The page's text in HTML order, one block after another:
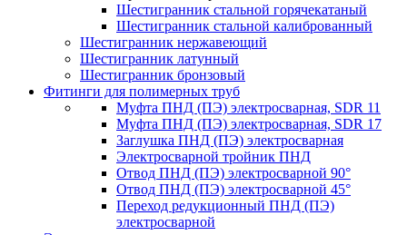
Шестигранник стальной горячекатаный
Шестигранник стальной калиброванный
Шестигранник нержавеющий
Шестигранник латунный
Шестигранник бронзовый
Фитинги для полимерных труб
Муфта ПНД (ПЭ) электросварная, SDR 11
Муфта ПНД (ПЭ) электросварная, SDR 17
Заглушка ПНД (ПЭ) электросварная
Электросварной тройник ПНД
Отвод ПНД (ПЭ) электросварной 90°
Отвод ПНД (ПЭ) электросварной 45°
Переход редукционный ПНД (ПЭ)
электросварной